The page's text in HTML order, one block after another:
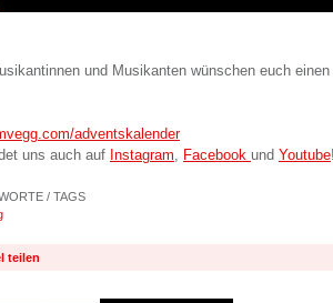
und Musikanten wünschen euch
adventskalender
uns auch auf Instagram, Facebook und Youtube
/ TAGS
teilen